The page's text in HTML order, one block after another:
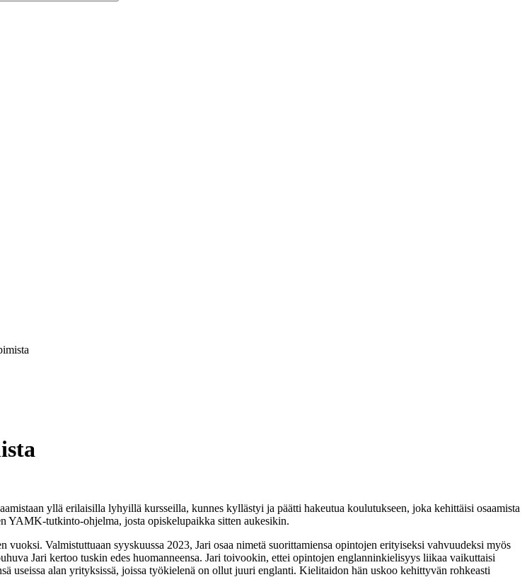
yllä erilaisilla lyhyillä kursseilla, kunnes kyllästyi ja päätti hakeutua koulutukseen, joka kehittäisi osaamista
YAMK-tutkinto-ohjelma, josta opiskelupaikka sitten aukesikin.
Valmistuttuaan syyskuussa 2023, Jari osaa nimetä suorittamiensa opintojen erityiseksi vahvuudeksi myös
Jari kertoo tuskin edes huomanneensa. Jari toivookin, ettei opintojen englanninkielisyys liikaa vaikuttaisi
useissa alan yrityksissä, joissa työkielenä on ollut juuri englanti. Kielitaidon hän uskoo kehittyvän rohkeasti